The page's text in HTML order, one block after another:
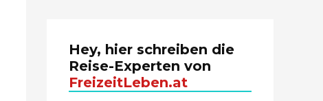
Hey, hier schreiben die
Reise-Experten von
FreizeitLeben.at